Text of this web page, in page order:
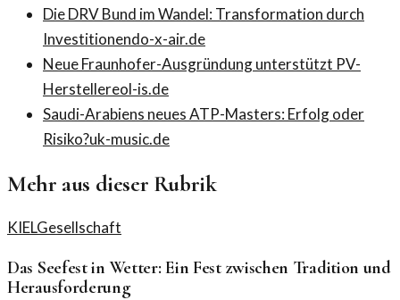
Die DRV Bund im Wandel: Transformation durch
Investitionendo-x-air.de
Neue Fraunhofer-Ausgründung unterstützt PV-
Herstellereol-is.de
Saudi-Arabiens neues ATP-Masters: Erfolg oder
Risiko?uk-music.de
Mehr aus dieser Rubrik
KIELGesellschaft
Das Seefest in Wetter: Ein Fest zwischen Tradition und
Herausforderung